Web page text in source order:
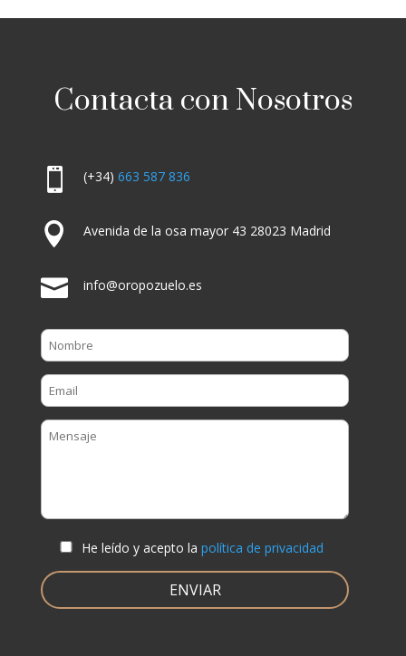
Contacta con Nosotros
 (+34) 663 587 836
 Avenida de la osa mayor 43 28023 Madrid
 info@oropozuelo.es
He leído y acepto la política de privacidad